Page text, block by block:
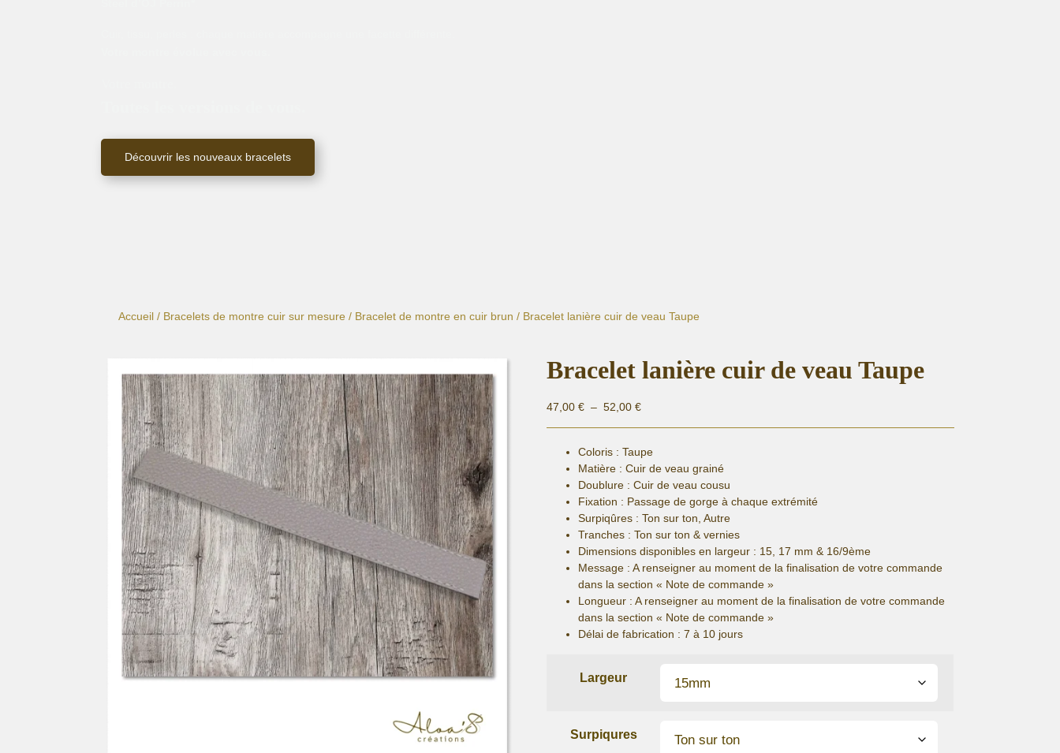
Découvrir les nouveaux bracelets
Accueil / Bracelets de montre cuir sur mesure / Bracelet de montre en cuir brun / Bracelet lanière cuir de veau Taupe
Bracelet lanière cuir de veau Taupe
47,00€ – 52,00€Plage
47,00 €
à
52,00 €
Coloris : Taupe
Matière : Cuir de veau grainé
Doublure : Cuir de veau cousu
Fixation : Passage de gorge à chaque extrémité
Surpiqûres : Ton sur ton, Autre
Tranches : Ton sur ton & vernies
Dimensions disponibles en largeur : 15, 17 mm & 16/9ème
Message : A renseigner au moment de la finalisation de votre commande
dans la section « Note de commande »
Longueur : A renseigner au moment de la finalisation de votre commande
dans la section « Note de commande »
Délai de fabrication : 7 à 10 jours
Largeur
Surpiqures